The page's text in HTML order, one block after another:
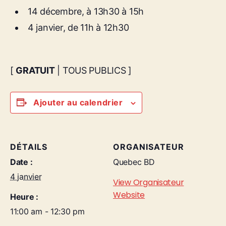
14 décembre, à 13h30 à 15h
4 janvier, de 11h à 12h30
[ GRATUIT| TOUS PUBLICS ]
Ajouter au calendrier
DÉTAILS
Date :
4 janvier
Heure :
11:00 am - 12:30 pm
ORGANISATEUR
Quebec BD
View Organisateur
Website